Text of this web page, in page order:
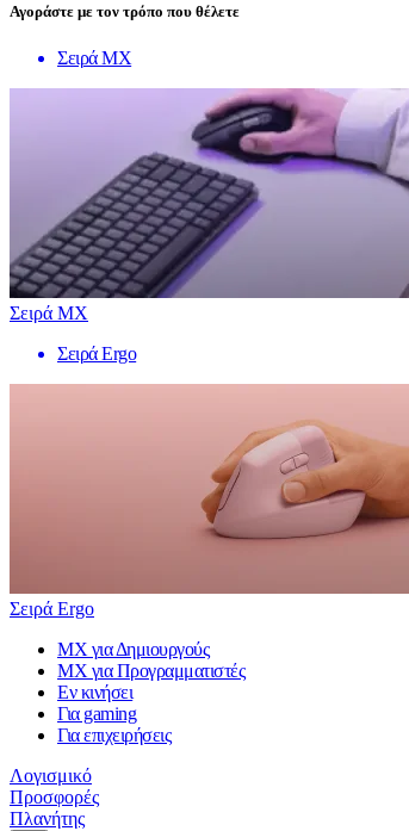
Αγοράστε με τον τρόπο που θέλετε
Σειρά MX
Σειρά MX
Σειρά Ergo
Σειρά Ergo
MX για Δημιουργούς
MX για Προγραμματιστές
Εν κινήσει
Για gaming
Για επιχειρήσεις
Λογισμικό
Προσφορές
Πλανήτης